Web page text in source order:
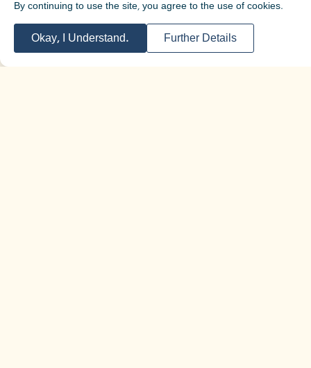
By continuing to use the site, you agree to the use of cookies.
Okay, I Understand. Further Details